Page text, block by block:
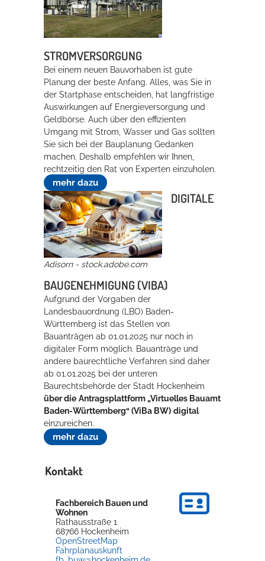
STROMVERSORGUNG
Bei einem neuen Bauvorhaben ist gute
Planung der beste Anfang. Alles, was Sie in
der Startphase entscheiden, hat langfristige
Auswirkungen auf Energieversorgung und
Geldbörse. Auch über den effizienten
Umgang mit Strom, Wasser und Gas sollten
Sie sich bei der Bauplanung Gedanken
machen. Deshalb empfehlen wir Ihnen,
rechtzeitig den Rat von Experten einzuholen.
mehr dazu
Adisorn - stock.adobe.com
DIGITALE
BAUGENEHMIGUNG (VIBA)
Aufgrund der Vorgaben der
Landesbauordnung (LBO) Baden-
Württemberg ist das Stellen von
Bauanträgen ab 01.01.2025 nur noch in
digitaler Form möglich. Bauanträge und
andere baurechtliche Verfahren sind daher
ab 01.01.2025 bei der unteren
Baurechtsbehörde der Stadt Hockenheim
über die Antragsplattform „Virtuelles Bauamt
Baden-Württemberg“ (ViBa BW) digital
einzureichen.
mehr dazu
Kontakt
Fachbereich Bauen und
Wohnen
Rathausstraße 1
68766 Hockenheim
OpenStreetMap
Fahrplanauskunft